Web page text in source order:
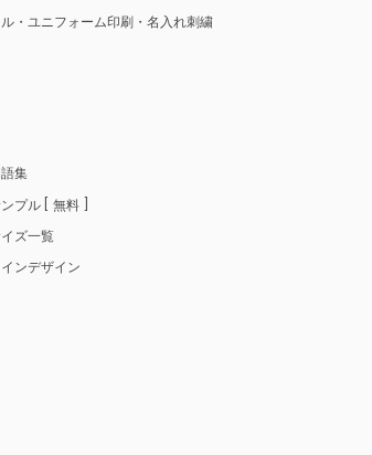
・ユニフォーム印刷・名入れ刺繍
集
プル
無料
ズ一覧
ンデザイン